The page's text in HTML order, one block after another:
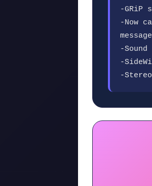
-GRiP
-Now
-
-
-